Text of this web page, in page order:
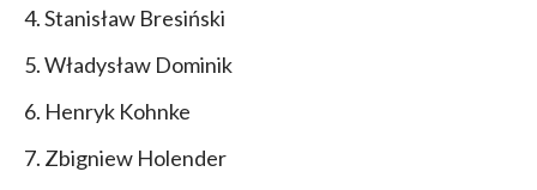
Stanisław Bresiński
Władysław Dominik
Henryk Kohnke
Zbigniew Holender